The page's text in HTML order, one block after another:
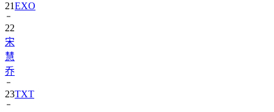
22
宋
慧
乔
23
24Suzy